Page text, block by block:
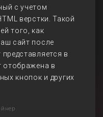
с учетом
верстки. Такой
того, как
сайт после
в
отображена в
кнопок и других